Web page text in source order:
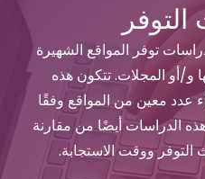
توفر المواقع الشهيرة
و/أو المجلات. تتكون هذه
عدد معين من المواقع وفقًا
الدراسات أيضًا من مقارنة
ووقت الاستجابة.